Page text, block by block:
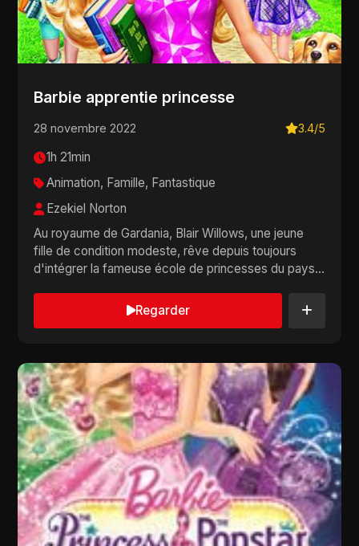
Barbie apprentie princesse
28 novembre 2022 3.4/5
1h 21min
Animation, Famille, Fantastique
Ezekiel Norton
Au royaume de Gardania, Blair Willows, une jeune
fille de condition modeste, rêve depuis toujours
d'intégrer la fameuse école de princesses du pays...
Regarder